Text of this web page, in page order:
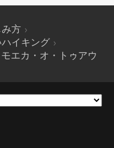
方
ハイキング
エカ・オ・トゥアウ